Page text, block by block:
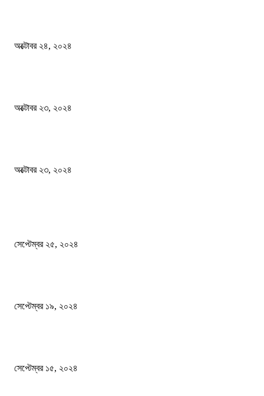
অক্টোবর ২৪, ২০২৪
অক্টোবর ২৩, ২০২৪
অক্টোবর ২৩, ২০২৪
সেপ্টেম্বর ২৫, ২০২৪
সেপ্টেম্বর ১৯, ২০২৪
সেপ্টেম্বর ১৫, ২০২৪